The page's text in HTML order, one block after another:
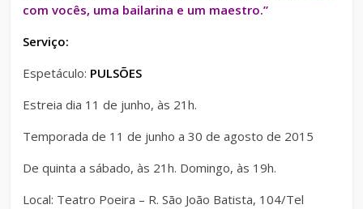
com vocês, uma bailarina e um maestro.”
Serviço:
Espetáculo: PULSÕES
Estreia dia 11 de junho, às 21h.
Temporada de 11 de junho a 30 de agosto de 2015
De quinta a sábado, às 21h. Domingo, às 19h.
Local: Teatro Poeira – R. São João Batista, 104/Tel